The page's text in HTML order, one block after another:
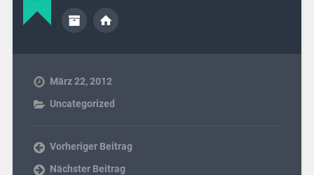
März 22, 2012
Uncategorized
Vorheriger Beitrag
Nächster Beitrag